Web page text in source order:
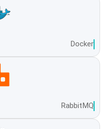
Docker
RabbitMQ